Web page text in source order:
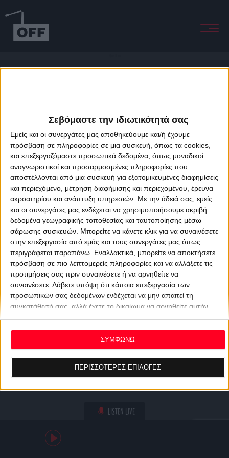
Σεβόμαστε την ιδιωτικότητά σας
Εμείς και οι συνεργάτες μας αποθηκεύουμε και/ή έχουμε
πρόσβαση σε πληροφορίες σε μια συσκευή, όπως τα cookies,
και επεξεργαζόμαστε προσωπικά δεδομένα, όπως μοναδικοί
αναγνωριστικοί και προσαρμοσμένες πληροφορίες που
αποστέλλονται από μια συσκευή για εξατομικευμένες διαφημίσεις
και περιεχόμενο, μέτρηση διαφήμισης και περιεχομένου, έρευνα
ακροατηρίου και ανάπτυξη υπηρεσιών. Με την άδειά σας, εμείς
και οι συνεργάτες μας ενδέχεται να χρησιμοποιήσουμε ακριβή
δεδομένα γεωγραφικής τοποθεσίας και ταυτοποίησης μέσω
σάρωσης συσκευών. Μπορείτε να κάνετε κλικ για να συναινέσετε
στην επεξεργασία από εμάς και τους συνεργάτες μας όπως
περιγράφεται παραπάνω. Εναλλακτικά, μπορείτε να αποκτήσετε
πρόσβαση σε πιο λεπτομερείς πληροφορίες και να αλλάξετε τις
προτιμήσεις σας πριν συναινέσετε ή να αρνηθείτε να
συναινέσετε. Λάβετε υπόψη ότι κάποια επεξεργασία των
προσωπικών σας δεδομένων ενδέχεται να μην απαιτεί τη
συγκατάθεσή σας, αλλά έχετε το δικαίωμα να αρνηθείτε αυτήν
ανακαλέσετε τη συγκατάθεσή σας ανά πάσα στιγμή
επιστρέφοντας σε αυτόν τον ιστότοπο και κάνοντας κλικ στο
κουμπί "Απορρήτου" στο κάτω μέρος της ιστοσελίδας.
ΠΕΡΙΣΣΟΤΕΡΕΣ ΕΠΙΛΟΓΕΣ
ΣΥΜΦΩΝΩ
LISTEN LIVE
About Offradio Business Class Terms & Conditions
Privacy Policy
Designed & developed byporcupine colors&Fotis Alexandrou